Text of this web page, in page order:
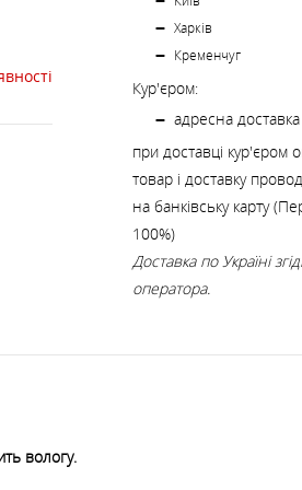
СТРАХУВАЛЬНІ
НОЖІ,
РЕМКОМПЛЕКТИ,
ЗАПЛАТКИ
СУВЕНІРИ,
Харків
Кременчуг
Кур'єром:
адресна доставка
при доставці кур'єром
товар і доставку
на банківську карту
100%)
Доставка по Україні
оператора.
вологу.